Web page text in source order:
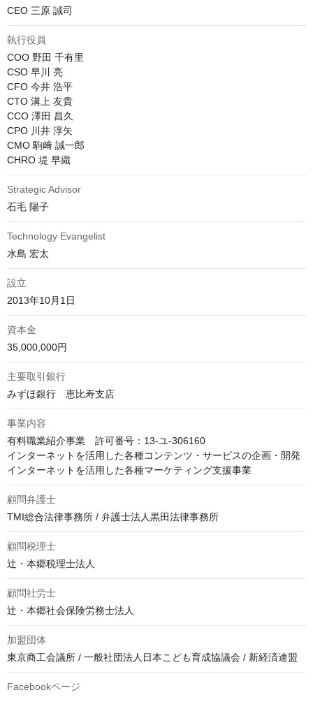
CEO 三原 誠司
執行役員
COO 野田 千有里
CSO 早川 亮
CFO 今井 浩平
CTO 溝上 友貴
CCO 澤田 昌久
CPO 川井 淳矢
CMO 駒﨑 誠一郎
CHRO 堤 早織
Strategic Advisor
石毛 陽子
Technology Evangelist
水島 宏太
設立
2013年10月1日
資本金
35,000,000円
主要取引銀行
みずほ銀行　恵比寿支店
事業内容
有料職業紹介事業　許可番号：13-ユ-306160
インターネットを活用した各種コンテンツ・サービスの企画・開発
インターネットを活用した各種マーケティング支援事業
顧問弁護士
TMI総合法律事務所 / 弁護士法人黒田法律事務所
顧問税理士
辻・本郷税理士法人
顧問社労士
辻・本郷社会保険労務士法人
加盟団体
東京商工会議所 / 一般社団法人日本こども育成協議会 / 新経済連盟
Facebookページ